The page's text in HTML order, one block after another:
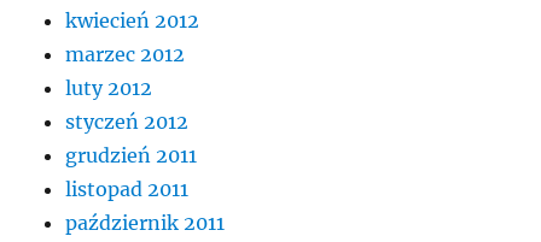
kwiecień 2012
marzec 2012
luty 2012
styczeń 2012
grudzień 2011
listopad 2011
październik 2011